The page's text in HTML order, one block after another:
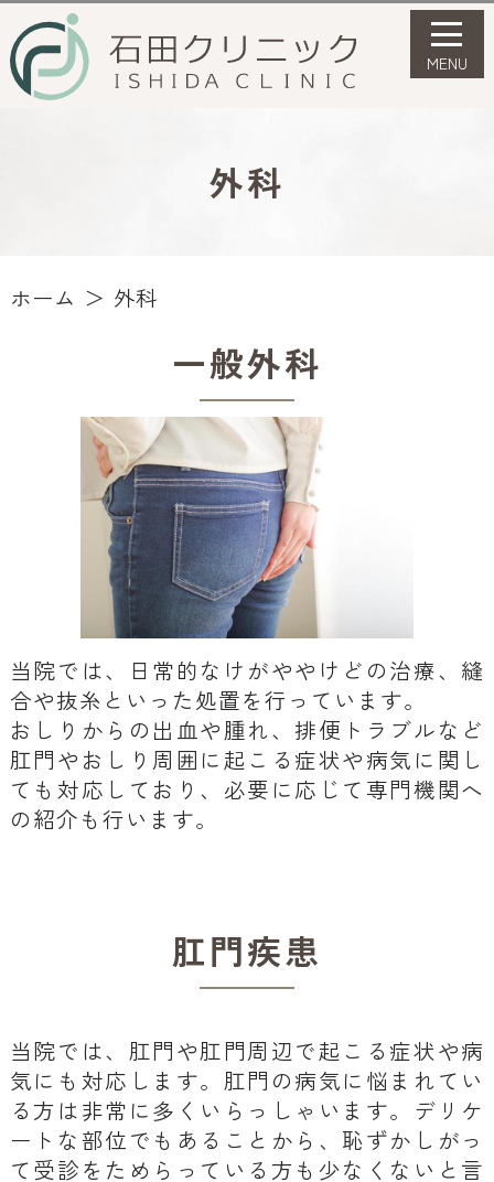
外科
ホーム 外科
一般外科
当院では、日常的なけがややけどの治療、縫
合や抜糸といった処置を行っています。
おしりからの出血や腫れ、排便トラブルなど
肛門やおしり周囲に起こる症状や病気に関し
ても対応しており、必要に応じて専門機関へ
の紹介も行います。
肛門疾患
当院では、肛門や肛門周辺で起こる症状や病
気にも対応します。肛門の病気に悩まれてい
る方は非常に多くいらっしゃいます。デリケ
ートな部位でもあることから、恥ずかしがっ
て受診をためらっている方も少なくないと言